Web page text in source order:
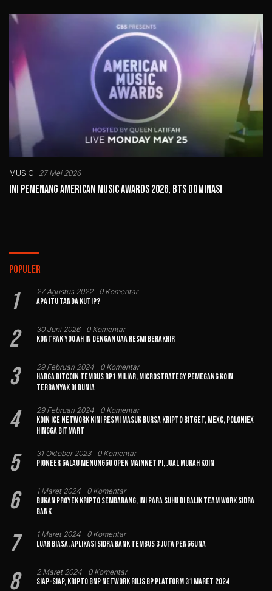
MUSIC 27 Mei 2026
Ini Pemenang American Music Awards 2026, BTS Dominasi
Populer
1 27 Agustus 2022 0 Komentar
Apa Itu Tanda Kutip?
2 30 Juni 2026 0 Komentar
Kontrak Yoo Ah In dengan UAA Resmi Berakhir
3 29 Februari 2024 0 Komentar
Harga Bitcoin Tembus Rp1 Miliar, MicroStrategy Pemegang Koin
Terbanyak di Dunia
4 29 Februari 2024 0 Komentar
Koin Ice Network Kini Resmi Masuk Bursa Kripto Bitget, MEXC, Poloniex
hingga BitMart
5 31 Oktober 2023 0 Komentar
Pioneer Galau Menunggu Open Mainnet Pi, Jual Murah Koin
6 1 Maret 2024 0 Komentar
Bukan Proyek Kripto Sembarang, Ini Para Suhu di Balik Team Work Sidra
Bank
7 1 Maret 2024 0 Komentar
Luar Biasa, Aplikasi Sidra Bank Tembus 3 Juta Pengguna
8 2 Maret 2024 0 Komentar
Siap-siap, Kripto BNP Network Rilis BP Platform 31 Maret 2024